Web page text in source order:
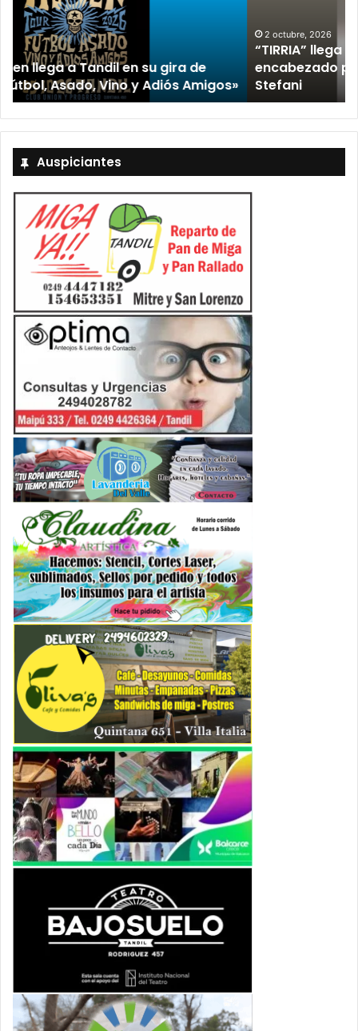
2 octubre, 2026
“TIRRIA” llega a Tandil con un elenco de lujo
encabezado por Capusotto, Spregelburd y
Stefani
Auspiciantes